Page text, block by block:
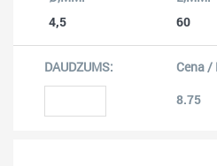
4,5 60
8.75